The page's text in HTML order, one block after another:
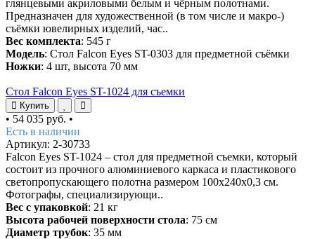
глянцевыми акриловыми белым и чёрным полотнами.
Предназначен для художественной (в том числе и макро-)
съёмки ювелирных изделий, час..
Вес комплекта: 545 г
Модель: Стол Falcon Eyes ST-0303 для предметной съёмки
Ножки: 4 шт, высота 70 мм
Стол Falcon Eyes ST-1024 для съемки
Купить
• 54 035 руб. •
Есть в наличии
Артикул: 2-30733
Falcon Eyes ST-1024 – стол для предметной съемки, который
состоит из прочного алюминиевого каркаса и пластикового
светопропускающего полотна размером 100х240х0,3 см.
Фотографы, специализирующи..
Вес с упаковкой: 21 кг
Высота рабочей поверхности стола: 75 см
Диаметр трубок: 35 мм